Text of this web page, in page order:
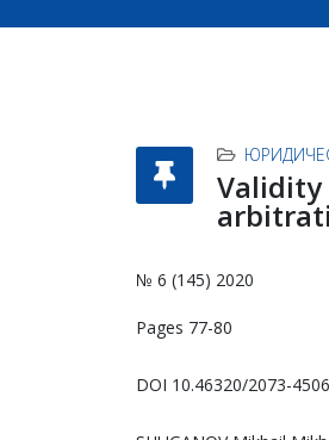
№ 6 (145) 2020
Pages 77-80
DOI 10.46320/2073-